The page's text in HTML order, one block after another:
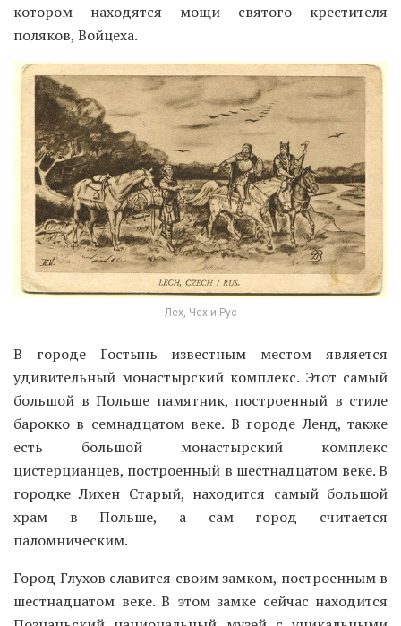
котором находятся мощи святого крестителя
поляков, Войцеха.
Лех, Чех и Рус
В городе Гостынь известным местом является
удивительный монастырский комплекс. Этот самый
большой в Польше памятник, построенный в стиле
барокко в семнадцатом веке. В городе Ленд, также
есть большой монастырский комплекс
цистерцианцев, построенный в шестнадцатом веке. В
городке Лихен Старый, находится самый большой
храм в Польше, а сам город считается
паломническим.
Город Глухов славится своим замком, построенным в
шестнадцатом веке. В этом замке сейчас находится